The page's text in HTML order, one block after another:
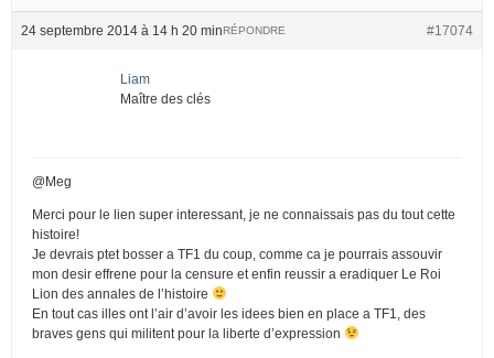
24 septembre 2014 à 14 h 20 min #17074
RÉPONDRE
Liam
Maître des clés
@Meg
Merci pour le lien super interessant, je ne connaissais pas du tout cette
histoire!
Je devrais ptet bosser a TF1 du coup, comme ca je pourrais assouvir
mon desir effrene pour la censure et enfin reussir a eradiquer Le Roi
Lion des annales de l’histoire
En tout cas illes ont l’air d’avoir les idees bien en place a TF1, des
braves gens qui militent pour la liberte d’expression